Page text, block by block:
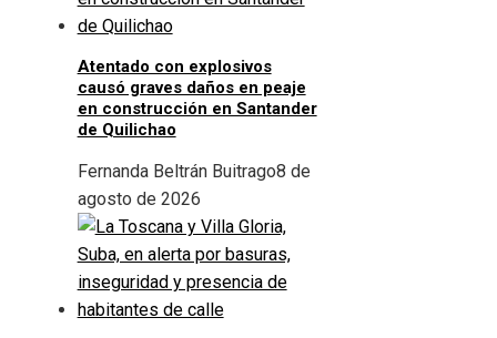
Atentado con explosivos
causó graves daños en peaje
en construcción en Santander
de Quilichao
Fernanda Beltrán Buitrago8 de
agosto de 2026